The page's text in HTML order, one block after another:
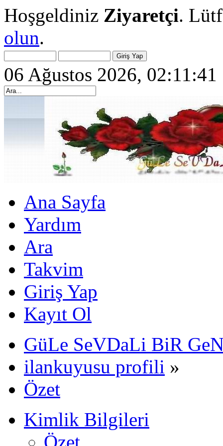
Hoşgeldiniz Ziyaretçi.
olun.
06 Ağustos 2026, 02:11:41
Ana Sayfa
Yardım
Ara
Takvim
Giriş Yap
Kayıt Ol
GüLe SeVDaLi BiR
ilankuyusu profili »
Özet
Kimlik Bilgileri